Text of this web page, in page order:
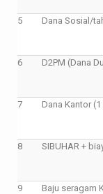
5 Dana Sosial/
6 D2PM (Dana
7 Dana Kantor
8 SIBUHAR +
9 Baju seragam